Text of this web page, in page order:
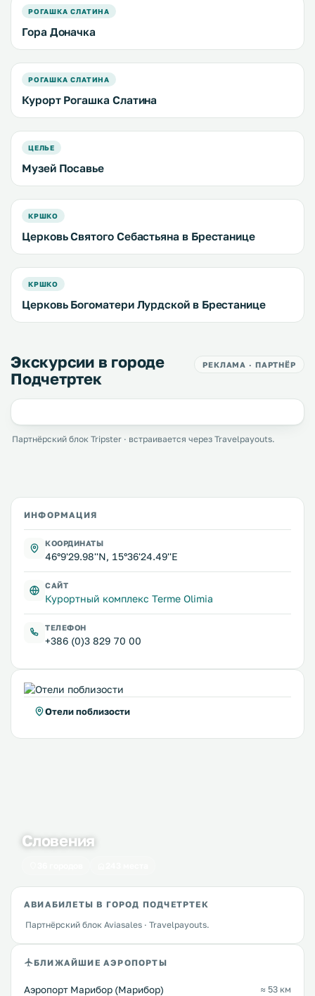
РОГАШКА СЛАТИНА
Гора Доначка
РОГАШКА СЛАТИНА
Курорт Рогашка Слатина
ЦЕЛЬЕ
Музей Посавье
КРШКО
Церковь Святого Себастьяна в Брестанице
КРШКО
Церковь Богоматери Лурдской в Брестанице
Экскурсии в городе
Подчетртек
РЕКЛАМА · ПАРТНЁР
Партнёрский блок Tripster · встраивается через Travelpayouts.
ИНФОРМАЦИЯ
КООРДИНАТЫ
46°9'29.98''N, 15°36'24.49''E
САЙТ
Курортный комплекс Terme Olimia
ТЕЛЕФОН
+386 (0)3 829 70 00
Отели поблизости
Словения
АВИАБИЛЕТЫ В ГОРОД ПОДЧЕТРТЕК
Партнёрский блок Aviasales · Travelpayouts.
БЛИЖАЙШИЕ АЭРОПОРТЫ
Аэропорт Марибор (Марибор) ≈ 53 км